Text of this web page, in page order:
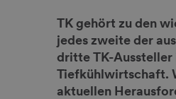
TK gehört zu den
jedes zweite der
dritte TK-
Tiefkühlwirtschaft.
aktuellen